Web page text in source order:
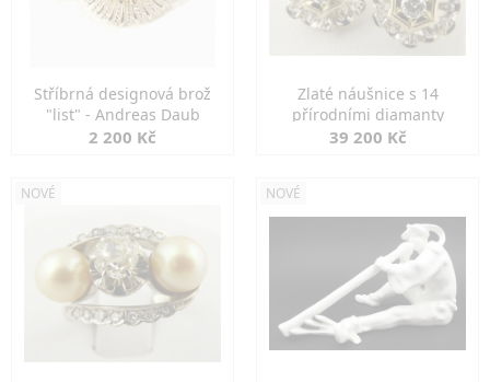
Stříbrná designová brož
"list" - Andreas Daub
2 200 Kč
Zlaté náušnice s 14
přírodními diamanty
39 200 Kč
NOVÉ NOVÉ